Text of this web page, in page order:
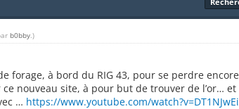
b0bby.)
forage, à bord du RIG 43, pour se perdre
nouveau site, à pour but de trouver de l’or…
… https://www.youtube.com/